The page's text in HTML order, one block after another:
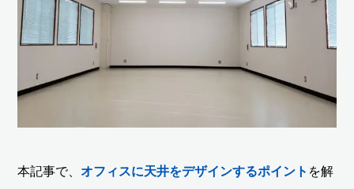
本記事で、 オフィスに天井をデザインするポイント を解